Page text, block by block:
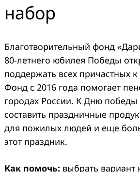
набор
Благотворительный фонд
80-летнего юбилея Победы
поддержать всех причастных
Фонд с 2016 года помогает
городах России. К Дню
составить праздничные
для пожилых людей и еще
этот праздник.
Как помочь: выбрать вариант